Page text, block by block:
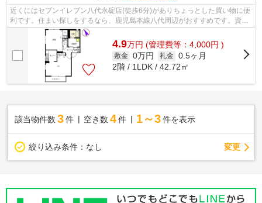
近くにはセブンイレブン八代永碇店(徒歩6分)がありちょっとした買い物に便
利です。住まい探しをするなら、鹿児島本線八代周辺がおすすめです。資料
の請求をご希望の方は0965-45-9525ま...
4.9万円 (管理費等：4,000円 )
敷金 0万円 礼金 0.5ヶ月
2階 / 1LDK / 42.72㎡
該当物件数 3件 空き数 4 件 1～3 件を表示
絞り込み条件： なし 変更